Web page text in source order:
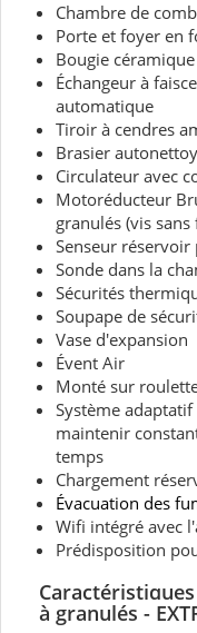
Chambre de
Porte et foyer en
Bougie céramique
Échangeur à
automatique
Tiroir à cendres
Brasier
Circulateur avec
Motoréducteur
granulés (vis
Senseur
Sonde dans la
Sécurités
Soupape de
Vase d'expansion
Évent Air
Monté sur
Système
maintenir
temps
Chargement
Évacuation des
Wifi intégré avec
Prédisposition
à granulés -